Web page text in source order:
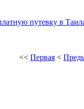
путевку в
<< Первая <